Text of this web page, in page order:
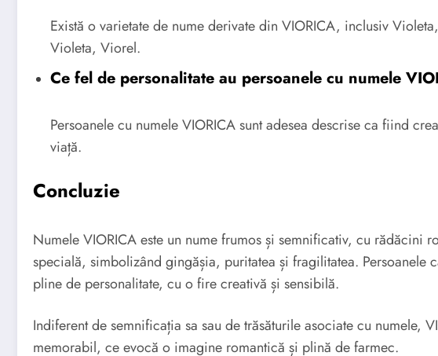
Există o varietate de nume derivate din VIORICA, inclusiv
Violeta, Viorel.
Ce fel de personalitate au persoanele cu numele
Persoanele cu numele VIORICA sunt adesea descrise ca fiind
viață.
Concluzie
Numele VIORICA este un nume frumos și semnificativ, cu rădăcini
specială, simbolizând gingășia, puritatea și fragilitatea. Persoanele
pline de personalitate, cu o fire creativă și sensibilă.
Indiferent de semnificația sa sau de trăsăturile asociate cu numele,
memorabil, ce evocă o imagine romantică și plină de farmec.